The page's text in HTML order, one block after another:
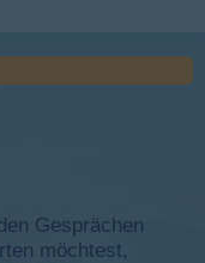
Gesprächen
möchtest,